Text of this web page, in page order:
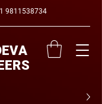
9811538734